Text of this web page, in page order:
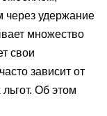
через удержание
множество
свои
зависит от
Об этом